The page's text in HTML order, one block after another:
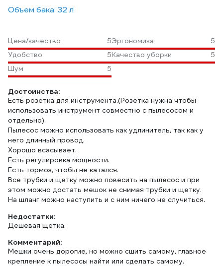
Объем бака: 32 л
Цена/качество 5Эргономика
5
Удобство
5Качество уборки
5
Шум
5
Достоинства:
Есть розетка для инструмента.(Розетка нужна чтобы
использовать инструмент совместно с пылесосом и
отдельно).
Пылесос можно использовать как удлинитель, так как у
него длинный провод.
Хорошо всасывает.
Есть регулировка мощности.
Есть тормоз, чтобы не катался.
Все трубки и щетку можно повесить на пылесос и при
этом можно достать мешок не снимая трубки и щетку.
На шланг можно наступить и с ним ничего не случиться.
Недостатки:
Дешевая щетка.
Комментарий:
Мешки очень дорогие, но можно сшить самому, главное
крепление к пылесосы найти или сделать самому.